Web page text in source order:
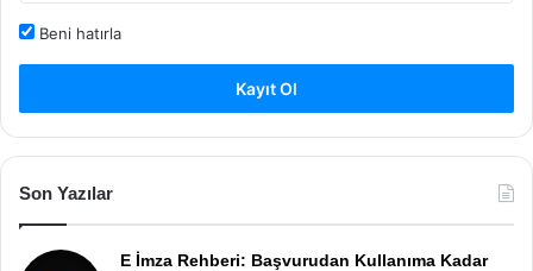
Beni hatırla
Kayıt Ol
Son Yazılar
E İmza Rehberi: Başvurudan Kullanıma Kadar